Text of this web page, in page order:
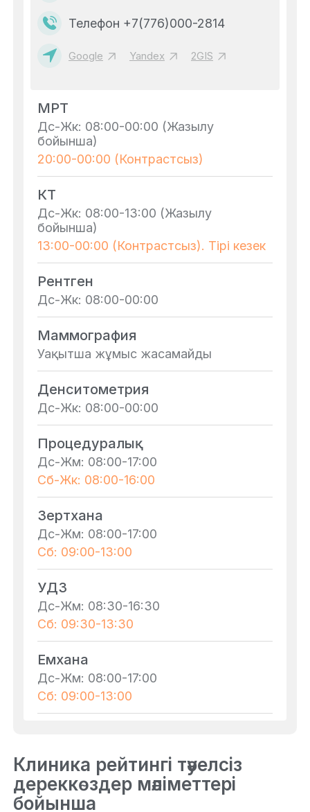
Телефон +7(776)000-2814
Google Yandex 2GIS
МРТ
Дс-Жк: 08:00-00:00 (Жазылу
бойынша)
20:00-00:00 (Контрастсыз)
КТ
Дс-Жк: 08:00-13:00 (Жазылу
бойынша)
13:00-00:00 (Контрастсыз). Тірі кезек
Рентген
Дс-Жк: 08:00-00:00
Маммография
Уақытша жұмыс жасамайды
Денситометрия
Дс-Жк: 08:00-00:00
Процедуралық
Дс-Жм: 08:00-17:00
Сб-Жк: 08:00-16:00
Зертхана
Дс-Жм: 08:00-17:00
Сб: 09:00-13:00
УДЗ
Дс-Жм: 08:30-16:30
Сб: 09:30-13:30
Емхана
Дс-Жм: 08:00-17:00
Сб: 09:00-13:00
Клиника рейтингі тәуелсіз
дереккөздер мәліметтері
бойынша